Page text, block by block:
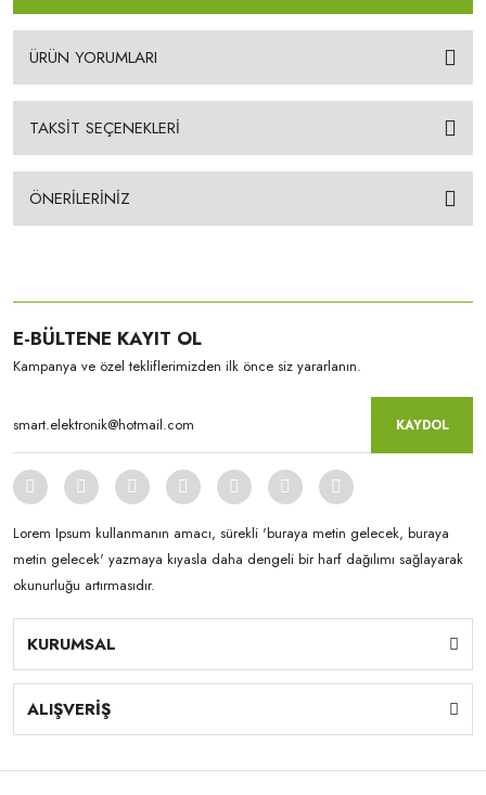
ÜRÜN YORUMLARI
TAKSİT SEÇENEKLERİ
ÖNERİLERİNİZ
E-BÜLTENE KAYIT OL
Kampanya ve özel tekliflerimizden ilk önce siz yararlanın.
KAYDOL
Lorem Ipsum kullanmanın amacı, sürekli 'buraya metin gelecek, buraya
metin gelecek' yazmaya kıyasla daha dengeli bir harf dağılımı sağlayarak
okunurluğu artırmasıdır.
KURUMSAL
ALIŞVERİŞ